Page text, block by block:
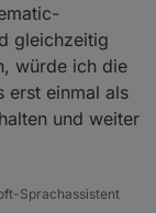
gleichzeitig
würde ich die
erst einmal als
und weiter
Sprachassistent